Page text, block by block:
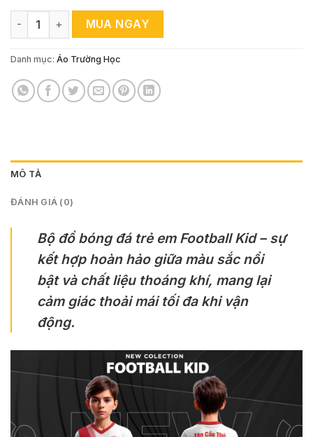
Bộ Đồ Bóng Đá Trẻ Em Football Kid Đỏ Trắng Năng Động số
MUA NGAY
Danh mục: Áo Trường Học
MÔ TẢ
ĐÁNH GIÁ (0)
Bộ đồ bóng đá trẻ em Football Kid – sự
kết hợp hoàn hảo giữa màu sắc nổi
bật và chất liệu thoáng khí, mang lại
cảm giác thoải mái tối đa khi vận
động.